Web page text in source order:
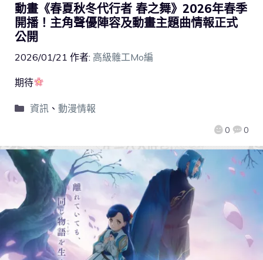
動畫《春夏秋冬代行者 春之舞》2026年春季
開播！主角聲優陣容及動畫主題曲情報正式
公開
2026/01/21 作者: 高級雜工Mo編
0 0
期待
資訊、 動漫情報